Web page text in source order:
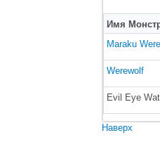
Имя
Maraku
Werewolf
Evil Eye
Наверх